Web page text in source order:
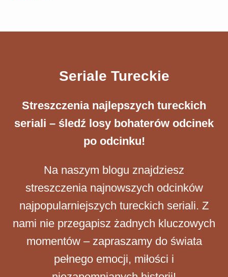
Seriale Tureckie
Streszczenia ​najlepszych tureckich
seriali – śledź losy bohaterów odcinek
po odcinku!
Na naszym blogu znajdziesz
streszczenia najnowszych odcinków
najpopularniejszych tureckich seriali. Z
nami nie przegapisz żadnych kluczowych
momentów – zapraszamy do świata
pełnego emocji, miłości i